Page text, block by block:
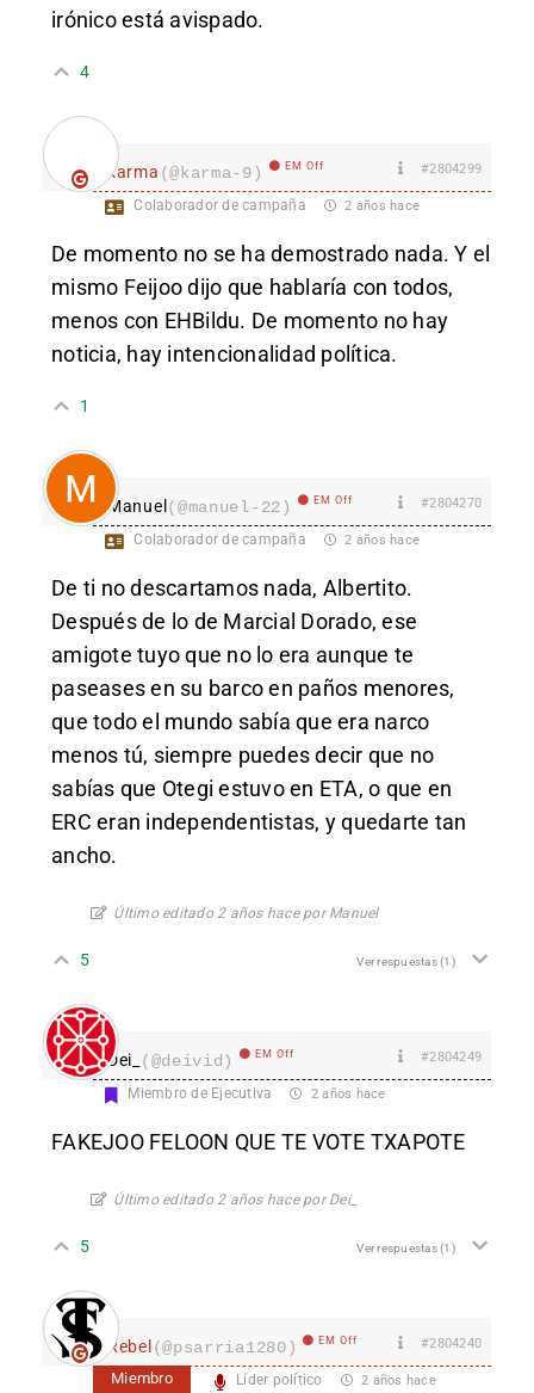
irónico está avispado.
4
karma (@karma-9) EM Off #2804299
Colaborador de campaña 2 años hace
De momento no se ha demostrado nada. Y el
mismo Feijoo dijo que hablaría con todos,
menos con EHBildu. De momento no hay
noticia, hay intencionalidad política.
1
Manuel(@manuel-22) EM Off #2804270
Colaborador de campaña 2 años hace
De ti no descartamos nada, Albertito.
Después de lo de Marcial Dorado, ese
amigote tuyo que no lo era aunque te
paseases en su barco en paños menores,
que todo el mundo sabía que era narco
menos tú, siempre puedes decir que no
sabías que Otegi estuvo en ETA, o que en
ERC eran independentistas, y quedarte tan
ancho.
Último editado 2 años hace por Manuel
5 Ver respuestas(1)
Dei_ (@deivid) EM Off #2804249
Miembro de Ejecutiva 2 años hace
FAKEJOO FELOON QUE TE VOTE TXAPOTE
Último editado 2 años hace por Dei_
5 Ver respuestas(1)
Rebel(@psarria1280) EM Off #2804240
Miembro Líder político 2 años hace